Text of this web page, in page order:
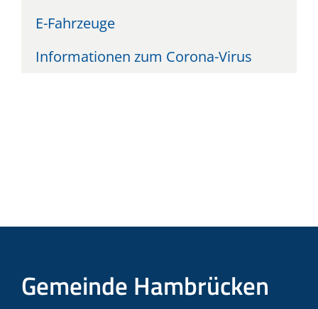
E-Fahrzeuge
Informationen zum Corona-Virus
Gemeinde Hambrücken